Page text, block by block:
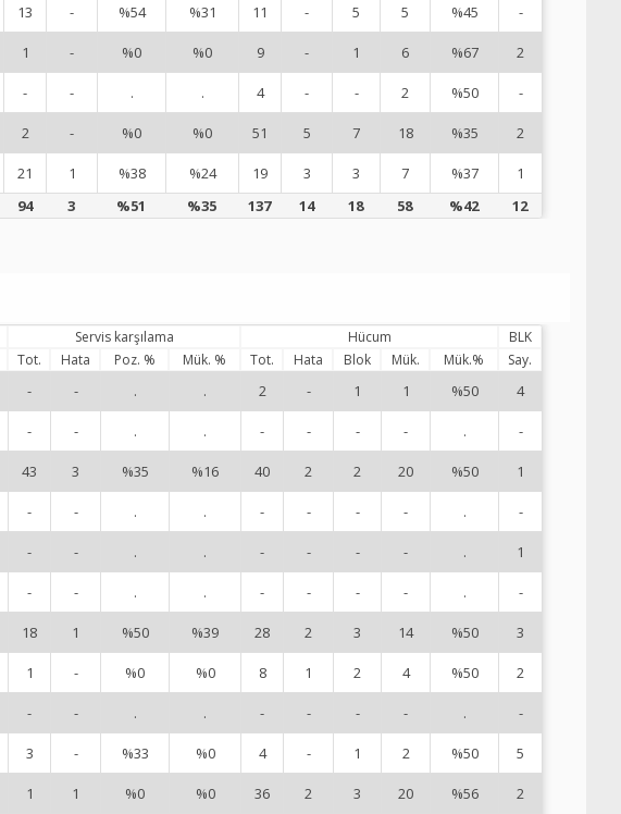
13 - %54 %31 11 - 5 5 %45 -
1 - %0 %0 9 - 1 6 %67 2
- - . . 4 - - 2 %50 -
2 - %0 %0 51 5 7 18 %35 2
21 1 %38 %24 19 3 3 7 %37
1
94 3 %51 %35 137 14 18 58 %42 12
Servis karşılama Hücum
BLK
Tot. Hata Poz. % Mük. % Tot. Hata Blok Mük. Mük.% Say.
- - . . 2 - 1 1 %50 4
- - . . - - - - . -
43 3 %35 %16 40 2 2 20 %50 1
- - . . - - - - . -
- - . . - - - - . 1
- - . . - - - - . -
18 1 %50 %39 28 2 3 14 %50 3
1 - %0 %0 8 1 2 4 %50 2
- - . . - - - - . -
3 - %33 %0 4 - 1 2 %50 5
1 1 %0 %0 36 2 3 20 %56 2